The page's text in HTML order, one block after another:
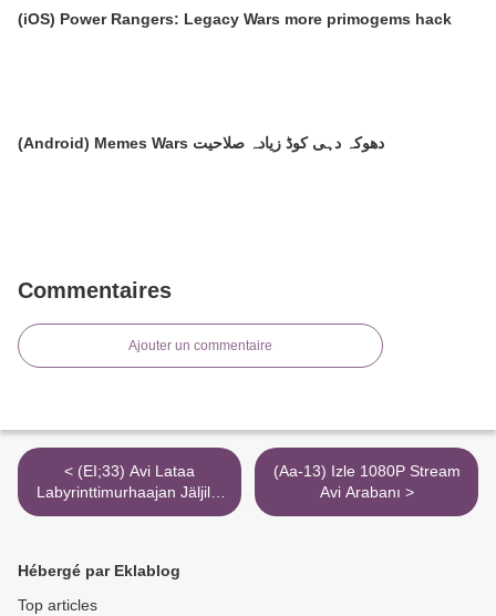
(iOS) Power Rangers: Legacy Wars more primogems hack
(Android) Memes Wars دھوکہ دہی کوڈ زیادہ صلاحیت
Commentaires
Ajouter un commentaire
< (EI;33) Avi Lataa
Labyrinttimurhaajan Jäljillä
720P Suomenkielisillä
(Aa-13) Izle 1080P Stream
Avi Arabanı >
Hébergé par Eklablog
Top articles